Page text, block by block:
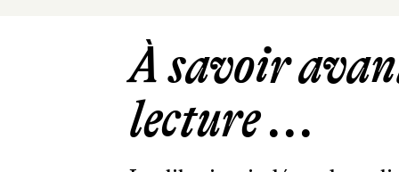
À savoir
lecture ...